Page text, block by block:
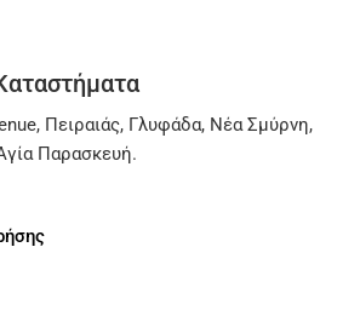
, Πειραιάς, Γλυφάδα, Νέα Σμύρνη,
Παρασκευή.